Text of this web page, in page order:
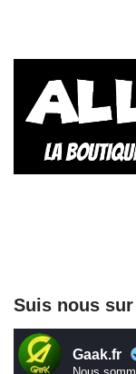
Suis nous sur
Gaak.fr